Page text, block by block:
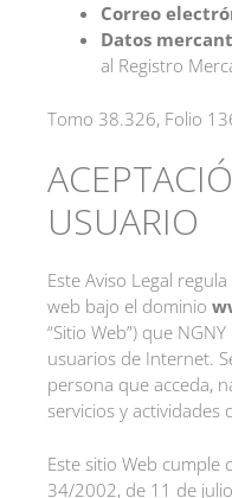
Correo
Datos
al Registro
Tomo 38.326, Folio
USUARIO
Este Aviso Legal
web bajo el dominio
“Sitio Web”) que
usuarios de Internet.
persona que acceda,
servicios y actividades
Este sitio Web cumple
34/2002, de 11 de